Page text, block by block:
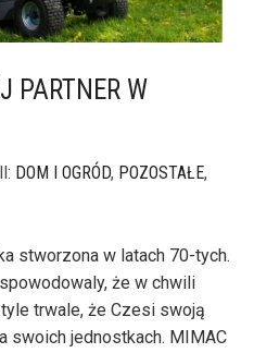
PARTNER W
DOM I OGRÓD, POZOSTAŁE,
stworzona w latach 70-tych.
że w chwili
trwale, że Czesi swoją
swoich jednostkach. MIMAC